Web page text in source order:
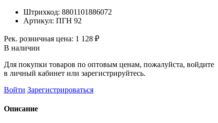
Штрихкод: 8801101886072
Артикул: ПГН 92
Рек. розничная цена: 1 128 ₽
В наличии
Для покупки товаров по оптовым ценам, пожалуйста, войдите
в личный кабинет или зарегистрируйтесь.
Войти Зарегистрироваться
Описание